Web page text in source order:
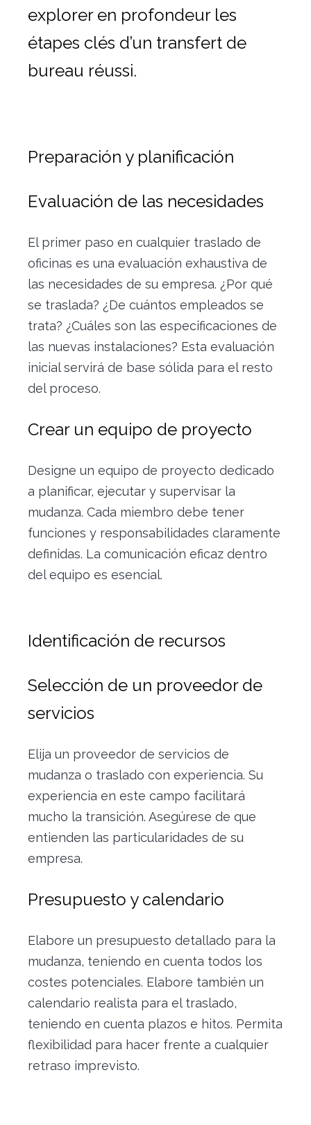
explorer en profondeur les
étapes clés d’un transfert de
bureau réussi.
Preparación y planificación
Evaluación de las necesidades
El primer paso en cualquier traslado de
oficinas es una evaluación exhaustiva de
las necesidades de su empresa. ¿Por qué
se traslada? ¿De cuántos empleados se
trata? ¿Cuáles son las especificaciones de
las nuevas instalaciones? Esta evaluación
inicial servirá de base sólida para el resto
del proceso.
Crear un equipo de proyecto
Designe un equipo de proyecto dedicado
a planificar, ejecutar y supervisar la
mudanza. Cada miembro debe tener
funciones y responsabilidades claramente
definidas. La comunicación eficaz dentro
del equipo es esencial.
Identificación de recursos
Selección de un proveedor de
servicios
Elija un proveedor de servicios de
mudanza o traslado con experiencia. Su
experiencia en este campo facilitará
mucho la transición. Asegúrese de que
entienden las particularidades de su
empresa.
Presupuesto y calendario
Elabore un presupuesto detallado para la
mudanza, teniendo en cuenta todos los
costes potenciales. Elabore también un
calendario realista para el traslado,
teniendo en cuenta plazos e hitos. Permita
flexibilidad para hacer frente a cualquier
retraso imprevisto.